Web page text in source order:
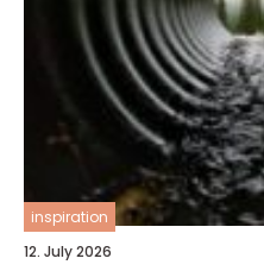
inspiration
12. July 2026